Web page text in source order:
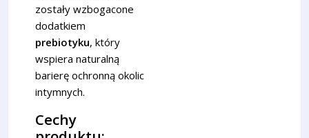
zostały wzbogacone
dodatkiem
prebiotyku, który
wspiera naturalną
barierę ochronną okolic
intymnych.
Cechy